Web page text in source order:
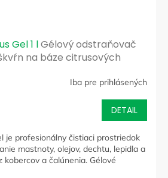
Gel 1 lGélový odstraňovač
na báze citrusových
Iba pre prihlásených
DETAIL
je profesionálny čistiaci prostriedok
mastnoty, olejov, dechtu, lepidla a
kobercov a čalúnenia. Gélové